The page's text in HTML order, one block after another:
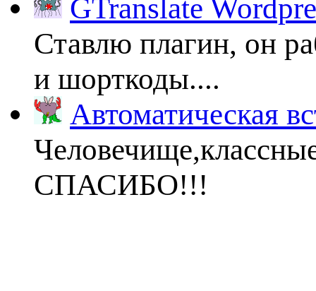
GTranslate
Ставлю плагин, он
и шорткоды....
Автоматическая
СПАСИБО!!!